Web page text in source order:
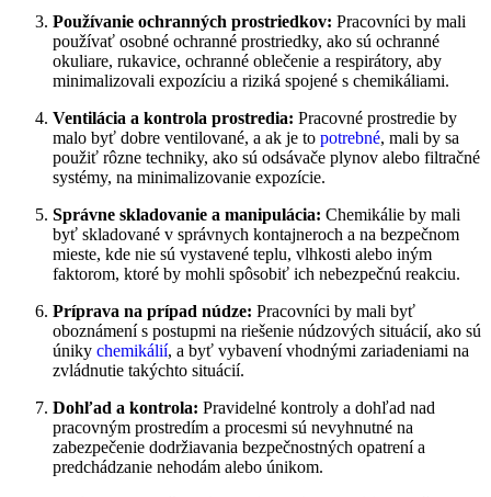
Používanie ochranných prostriedkov: Pracovníci by mali
používať osobné ochranné prostriedky, ako sú ochranné
okuliare, rukavice, ochranné oblečenie a respirátory, aby
minimalizovali expozíciu a riziká spojené s chemikáliami.
Ventilácia a kontrola prostredia: Pracovné prostredie by
malo byť dobre ventilované, a ak je to potrebné, mali by sa
použiť rôzne techniky, ako sú odsávače plynov alebo filtračné
systémy, na minimalizovanie expozície.
Správne skladovanie a manipulácia: Chemikálie by mali
byť skladované v správnych kontajneroch a na bezpečnom
mieste, kde nie sú vystavené teplu, vlhkosti alebo iným
faktorom, ktoré by mohli spôsobiť ich nebezpečnú reakciu.
Príprava na prípad núdze: Pracovníci by mali byť
oboznámení s postupmi na riešenie núdzových situácií, ako sú
úniky chemikálií, a byť vybavení vhodnými zariadeniami na
zvládnutie takýchto situácií.
Dohľad a kontrola: Pravidelné kontroly a dohľad nad
pracovným prostredím a procesmi sú nevyhnutné na
zabezpečenie dodržiavania bezpečnostných opatrení a
predchádzanie nehodám alebo únikom.